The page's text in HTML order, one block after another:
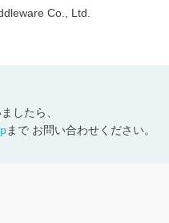
Co., Ltd.
したら、
まで お問い合わせください。